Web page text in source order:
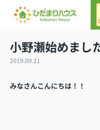
小野瀬始めまし
2019.09.21
みなさんこんにちは！！